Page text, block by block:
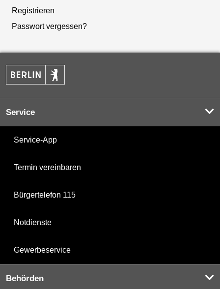
Registrieren
Passwort vergessen?
Service
Service-App
Termin vereinbaren
Bürgertelefon 115
Notdienste
Gewerbeservice
Behörden